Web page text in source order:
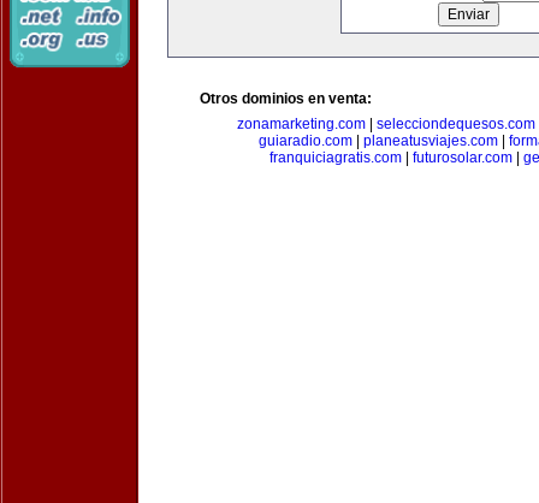
Otros dominios en venta:
zonamarketing.com| selecciondequesos.com
guiaradio.com
planeatusviajes.com
franquiciagratis.com
futurosolar.com